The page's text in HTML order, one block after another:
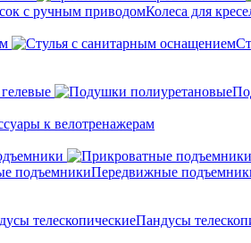
Колеса для
к велотренажерам
Передвижные
Пандусы